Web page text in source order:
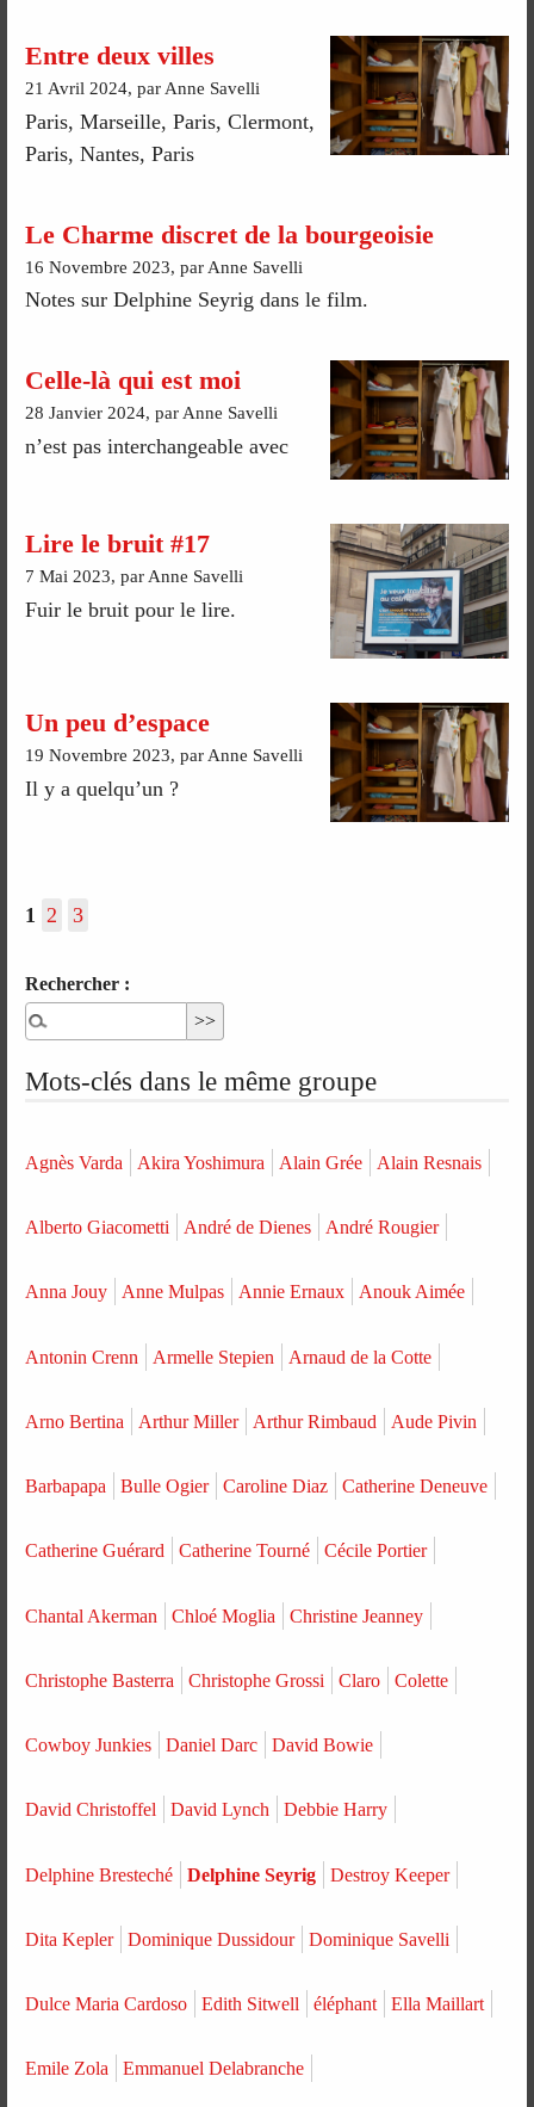
Entre deux villes
21 Avril 2024, par Anne Savelli
Paris, Marseille, Paris, Clermont,
Paris, Nantes, Paris
Le Charme discret de la bourgeoisie
16 Novembre 2023, par Anne Savelli
Notes sur Delphine Seyrig dans le film.
Celle-là qui est moi
28 Janvier 2024, par Anne Savelli
n’est pas interchangeable avec
Lire le bruit #17
7 Mai 2023, par Anne Savelli
Fuir le bruit pour le lire.
Un peu d’espace
19 Novembre 2023, par Anne Savelli
Il y a quelqu’un ?
1 2 3
Rechercher :
Mots-clés dans le même groupe
Agnès Varda Akira Yoshimura Alain Grée Alain Resnais
Alberto Giacometti André de Dienes André Rougier
Anna Jouy Anne Mulpas Annie Ernaux Anouk Aimée
Antonin Crenn Armelle Stepien Arnaud de la Cotte
Arno Bertina Arthur Miller Arthur Rimbaud Aude Pivin
Barbapapa Bulle Ogier Caroline Diaz Catherine Deneuve
Catherine Guérard Catherine Tourné Cécile Portier
Chantal Akerman Chloé Moglia Christine Jeanney
Christophe Basterra Christophe Grossi Claro Colette
Cowboy Junkies Daniel Darc David Bowie
David Christoffel David Lynch Debbie Harry
Delphine Bresteché Delphine Seyrig Destroy Keeper
Dita Kepler Dominique Dussidour Dominique Savelli
Dulce Maria Cardoso Edith Sitwell éléphant Ella Maillart
Emile Zola Emmanuel Delabranche